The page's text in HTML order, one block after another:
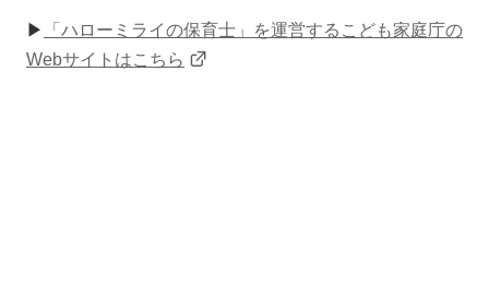
▶
「ハローミライの保育士」を運営するこども家庭庁の
Webサイトはこちら